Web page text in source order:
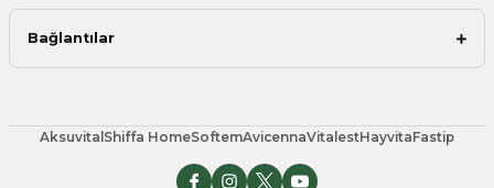
Bağlantılar
Aksuvital Shiffa HomeSoftemAvicennaVitalestHayvitaFastip